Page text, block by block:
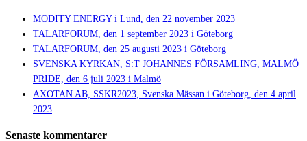
MODITY ENERGY i Lund, den 22 november 2023
TALARFORUM, den 1 september 2023 i Göteborg
TALARFORUM, den 25 augusti 2023 i Göteborg
SVENSKA KYRKAN, S:T JOHANNES FÖRSAMLING, MALMÖ
PRIDE, den 6 juli 2023 i Malmö
AXOTAN AB, SSKR2023, Svenska Mässan i Göteborg, den 4 april
2023
Senaste kommentarer